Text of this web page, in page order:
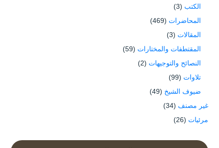
الكتب (3)
المحاضرات (469)
المقالات (3)
المقتطفات والمختارات (59)
النصائح والتوجيهات (2)
تلاوات (99)
ضيوف الشيخ (49)
غير مصنف (34)
مرئيات (26)